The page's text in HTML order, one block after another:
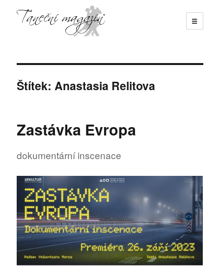
☰
Štítek:Anastasia Relitova
Zastávka Evropa
dokumentární inscenace